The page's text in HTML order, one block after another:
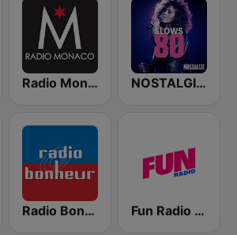
Radio Monaco NOSTALGIE SLOWS 80
Radio Bonheur Fun Radio FRANCE